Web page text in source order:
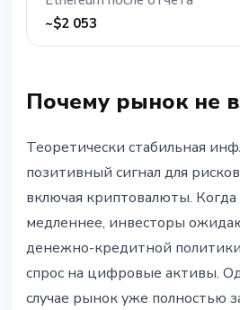
~$2 053
Почему рынок не
Теоретически стабильная
позитивный сигнал для
включая криптовалюты.
медленнее, инвесторы
денежно-кредитной
спрос на цифровые активы.
случае рынок уже полностью